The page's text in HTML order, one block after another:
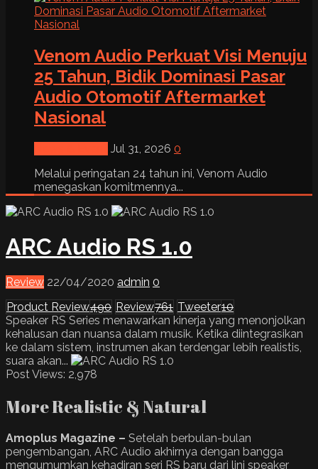
Venom Audio Perkuat Visi Menuju
25 Tahun, Bidik Dominasi Pasar
Audio Otomotif Aftermarket
Nasional
Jul 31, 2026 0
Melalui peringatan 24 tahun ini, Venom Audio
menegaskan komitmennya...
ARC Audio RS 1.0
Review 22/04/2020 admin 0
Product Review490 Review761 Tweeter10
Speaker RS Series menawarkan kinerja yang menonjolkan
kehalusan dan nuansa dalam musik. Ketika diintegrasikan
ke dalam sistem, instrumen akan terdengar lebih realistis,
suara akan...
Post Views: 2,978
More Realistic & Natural
Amoplus Magazine – Setelah berbulan-bulan
pengembangan, ARC Audio akhirnya dengan bangga
mengumumkan kehadiran seri RS baru dari lini speaker